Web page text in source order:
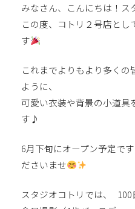
みなさん、こんにちは！ス
この度、コトリ２号店とし
す
これまでよりもより多く
ように、
可愛い衣装や背景の小道具
す♪
6月下旬にオープン予定で
ださいませ
スタジオコトリでは、